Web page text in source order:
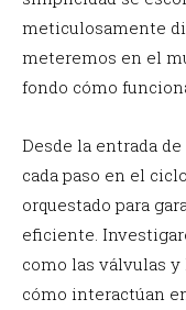
meticulosamente
meteremos en el
fondo cómo
Desde la entrada de
cada paso en el
orquestado para
eficiente.
como las válvulas
cómo interactúan